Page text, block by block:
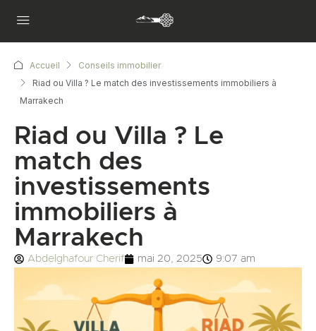
Accueil
Conseils immobilier
Riad ou Villa ? Le match des investissements immobiliers à
Marrakech
Riad ou Villa ? Le
match des
investissements
immobiliers à
Marrakech
Abdelghafour Cherif mai 20, 2025 9:07 am